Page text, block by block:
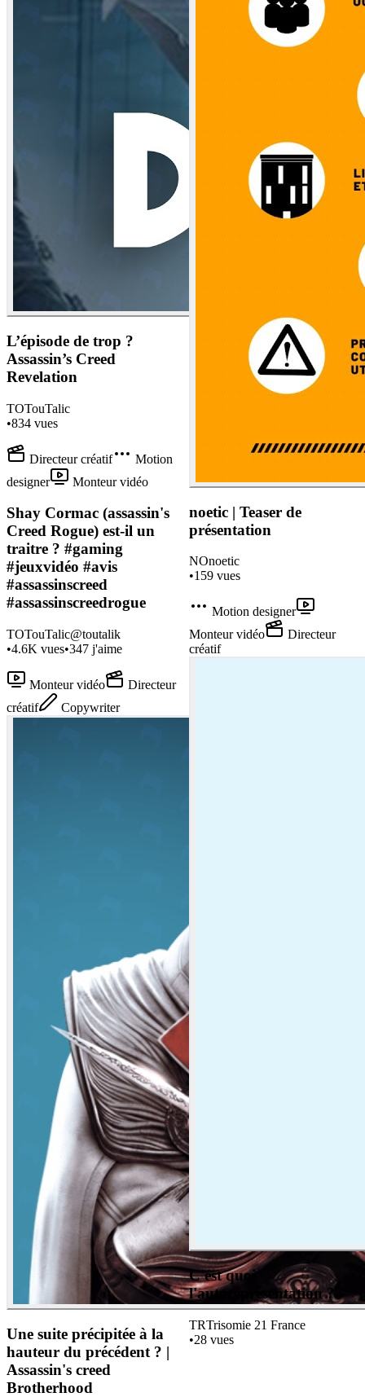
L’épisode de trop ?
Assassin’s Creed
Revelation
TOTouTalic
•834 vues
Directeur créatif
Motion
designer
Monteur vidéo
Shay Cormac (assassin's
Creed Rogue) est-il un
traitre ? #gaming
#jeuxvidéo #avis
#assassinscreed
#assassinscreedrogue
TOTouTalic@toutalik
•4.6K vues•347 j'aime
Monteur vidéo
Directeur
créatif
Copywriter
Une suite précipitée à la
hauteur du précédent ? |
Assassin's creed
Brotherhood
noetic | Teaser de
présentation
NOnoetic
•159 vues
Motion designer
Monteur vidéo
Directeur
créatif
C'est quoi
l'autoreprésentation ?
TRTrisomie 21 France
•28 vues